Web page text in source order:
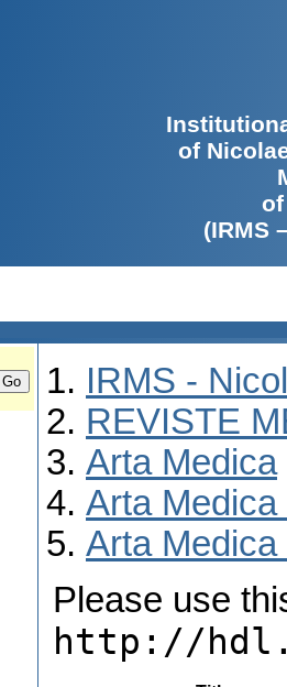
of
(IRMS
IRMS -
REVISTE
Arta Medica
Arta Medica
Arta
Please use
http://